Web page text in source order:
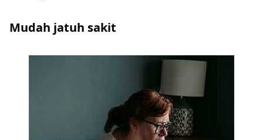
Mudah jatuh sakit